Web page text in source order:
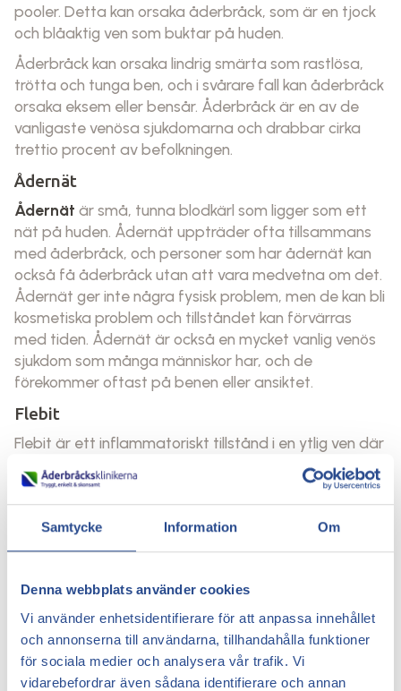
Samtycke Information Om
Denna webbplats använder cookies
Vi använder enhetsidentifierare för att anpassa innehållet
och annonserna till användarna, tillhandahålla funktioner
för sociala medier och analysera vår trafik. Vi
vidarebefordrar även sådana identifierare och annan
pooler. Detta kan orsaka åderbråck, som är en tjock
och blåaktig ven som buktar på huden.
Åderbråck kan orsaka lindrig smärta som rastlösa,
trötta och tunga ben, och i svårare fall kan åderbråck
orsaka eksem eller bensår. Åderbråck är en av de
vanligaste venösa sjukdomarna och drabbar cirka
trettio procent av befolkningen.
Ådernät
Ådernät är små, tunna blodkärl som ligger som ett
nät på huden. Ådernät uppträder ofta tillsammans
med åderbråck, och personer som har ådernät kan
också få åderbråck utan att vara medvetna om det.
Ådernät ger inte några fysisk problem, men de kan bli
kosmetiska problem och tillståndet kan förvärras
med tiden. Ådernät är också en mycket vanlig venös
sjukdom som många människor har, och de
förekommer oftast på benen eller ansiktet.
Flebit
Flebit är ett inflammatoriskt tillstånd i en ytlig ven där
små blodproppar, även kallade tromboflebiter, har
uppstått.
av dålig blodcirkulation vilket kan få blodet att
koagulera och skapa små blodproppar. Flebit är en
allvarligare vensjukdom eftersom blodpropparna kan
migrera till lungorna.
Venös insufficiens
Venös insufficiens kan vara en kronisk vensjukdom.
Venös insufficiens är det tillstånd som uppstår när